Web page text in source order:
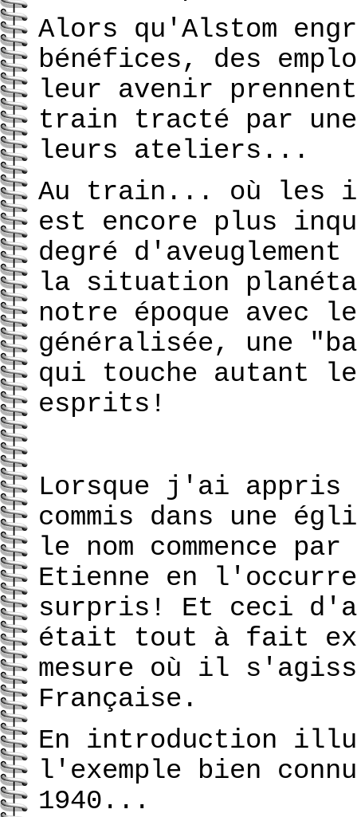
Alors qu'Alstom
bénéfices, des
leur avenir
train tracté par
leurs ateliers...
Au train... où les
est encore plus
degré
la situation
notre époque avec
généralisée, une
qui touche autant
esprits!
Lorsque j'ai
commis dans une
le nom commence
Etienne en
surpris! Et ceci
était tout à fait
mesure où il
Française.
En introduction
l'exemple bien
1940...